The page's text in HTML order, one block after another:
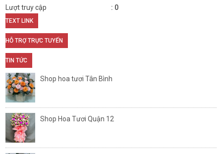
Lượt truy cập
0
TEXT LINK
HỖ TRỢ TRỰC TUYẾN
TIN TỨC
Shop hoa tươi Tân Bình
Shop Hoa Tươi Quận 12